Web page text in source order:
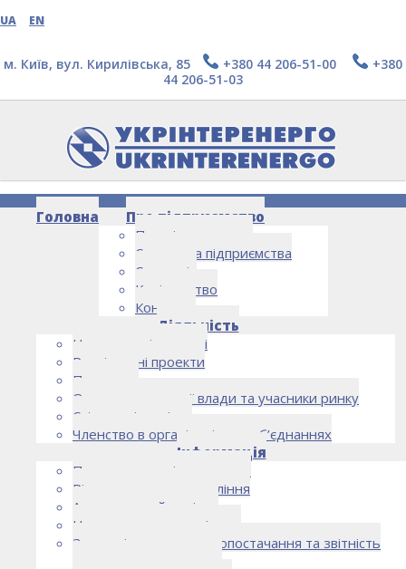
UA EN
м. Київ, вул. Кирилівська, 85 +380 44 206-51-00
+380
44 206-51-03
Головна
Про підприємство
Про підприємство
Структура підприємства
Стратегія
Керівництво
Контакти
Діяльність
Напрямки діяльності
Реалізовані проекти
Партнери
Органи державної влади та учасники ринку
Спільна діяльність
Членство в організаціях та об’єднаннях
Інформація
Правоустановчі документи
Рішення органу управління
Аудиторський комітет
Нормативно-правові акти
Загальні умови електропостачання та звітність
НОВИНИ